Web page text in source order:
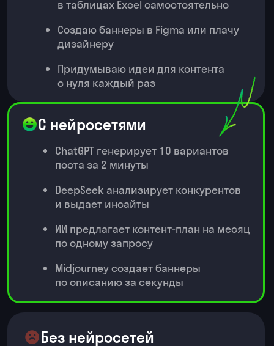
Принимаю решения на интуиции,
Описания товаров пишу сам или
плачу фрилансерам
С нейросетями
Чат-бот отвечает клиентам 24/7 без
моего участия
ИИ анализирует данные и предлагает
стратегию
Описания для 100 товаров — за 10
минут
Без нейросетей
после каждого созвона
Составляю презентации для
Отвечаю на письма — трачу 1−2
Ищу информацию для решений